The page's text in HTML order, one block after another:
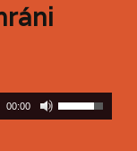
00:00